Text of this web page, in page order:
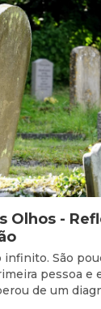
fundamenta-
de que
a resposta
Vida dá
sacrificial
à vida de
O aceitam e
Olhos -
São
pessoa e
de um